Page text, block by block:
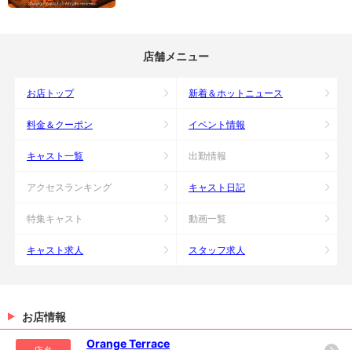
店舗メニュー
お店トップ 新着＆ホットニュース
料金＆クーポン イベント情報
キャスト一覧 出勤情報
アクセスランキング キャスト日記
特集キャスト 動画一覧
キャスト求人 スタッフ求人
お店情報
Orange Terrace